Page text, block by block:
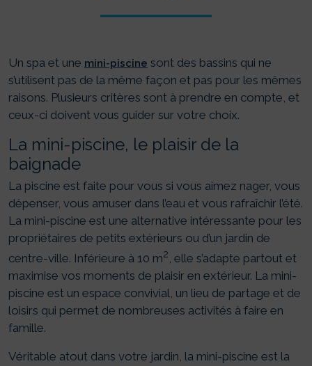
Un spa et une mini-piscine sont des bassins qui ne
s’utilisent pas de la même façon et pas pour les mêmes
raisons. Plusieurs critères sont à prendre en compte, et
ceux-ci doivent vous guider sur votre choix.
La mini-piscine, le plaisir de la
baignade
La piscine est faite pour vous si vous aimez nager, vous
dépenser, vous amuser dans l’eau et vous rafraîchir l’été.
La mini-piscine est une alternative intéressante pour les
propriétaires de petits extérieurs ou d’un jardin de
centre-ville. Inférieure à 10 m2, elle s’adapte partout et
maximise vos moments de plaisir en extérieur. La mini-
piscine est un espace convivial, un lieu de partage et de
loisirs qui permet de nombreuses activités à faire en
famille.
Véritable atout dans votre jardin, la mini-piscine est la